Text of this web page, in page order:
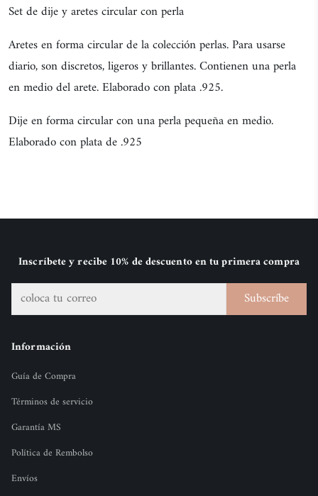
Set de dije y aretes circular con perla
Aretes en forma circular de la colección perlas. Para usarse
diario, son discretos, ligeros y brillantes. Contienen una perla
en medio del arete. Elaborado con plata .925.
Dije en forma circular con una perla pequeña en medio.
Elaborado con plata de .925
Inscríbete y recibe 10% de descuento en tu primera compra
Subscríbe
Información
Guía de Compra
Términos de servicio
Garantía MS
Política de Rembolso
Envíos